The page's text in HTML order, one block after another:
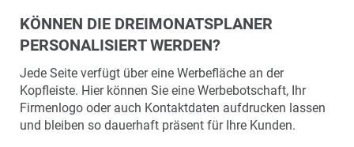
KÖNNEN DIE DREIMONATSPLANER
PERSONALISIERT WERDEN?
Jede Seite verfügt über eine Werbefläche an der
Kopfleiste. Hier können Sie eine Werbebotschaft, Ihr
Firmenlogo oder auch Kontaktdaten aufdrucken lassen
und bleiben so dauerhaft präsent für Ihre Kunden.